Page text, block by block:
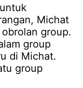
Michat
group.
group
di Michat.
group